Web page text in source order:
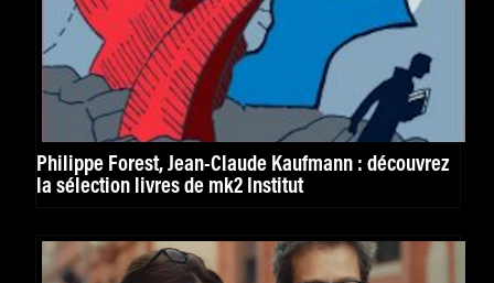
Philippe Forest, Jean-Claude Kaufmann : découvrez
la sélection livres de mk2 Institut